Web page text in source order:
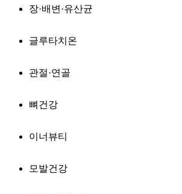
장·배변·유산균
글루타치온
관절·연골
뼈건강
이너뷰티
모발건강